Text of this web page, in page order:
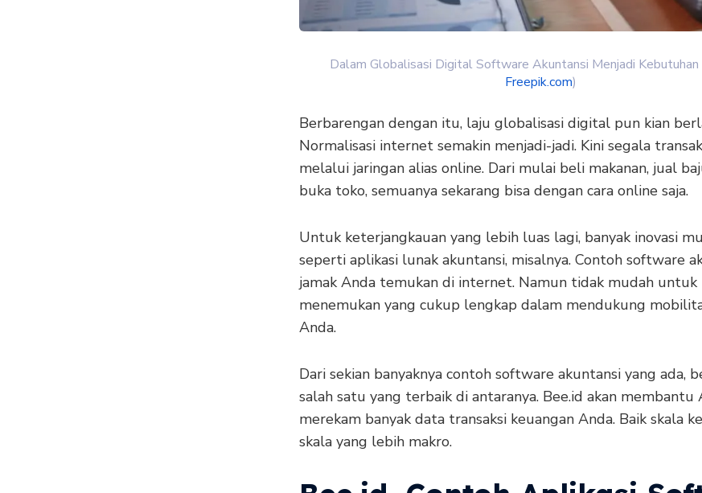
Dalam Globalisasi Digital Software Akuntansi Menjadi Kebutuhan
Freepik.com)
Berbarengan dengan itu, laju globalisasi digital pun kian
Normalisasi internet semakin menjadi-jadi. Kini segala
melalui jaringan alias online. Dari mulai beli makanan, jual
buka toko, semuanya sekarang bisa dengan cara online saja.
Untuk keterjangkauan yang lebih luas lagi, banyak inovasi
seperti aplikasi lunak akuntansi, misalnya. Contoh software
jamak Anda temukan di internet. Namun tidak mudah untuk
menemukan yang cukup lengkap dalam mendukung
Anda.
Dari sekian banyaknya contoh software akuntansi yang ada,
salah satu yang terbaik di antaranya. Bee.id akan
merekam banyak data transaksi keuangan Anda. Baik skala
skala yang lebih makro.